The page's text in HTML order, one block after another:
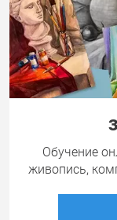
Обучение
живопись,